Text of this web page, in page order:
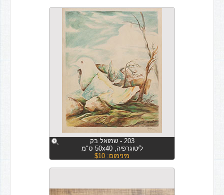
203 - שמואל בק
ליטוגרפיה, 50x40 ס"מ
מינימום: $10